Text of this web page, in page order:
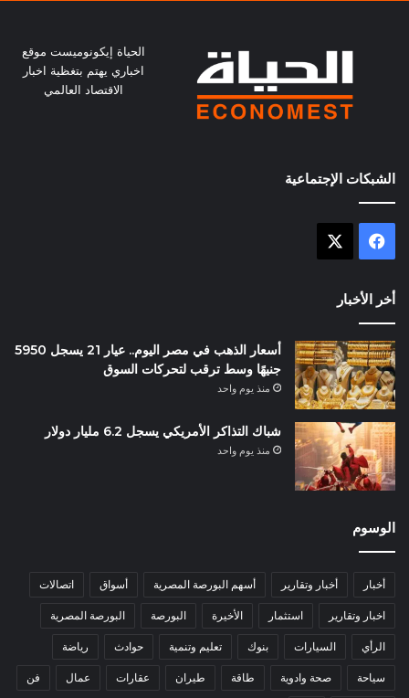
الحياة إيكونوميست موقع
اخباري يهتم بتغظية اخبار
الاقتصاد العالمي
الشبكات الإجتماعية
فيسبوك
أخر الأخبار
أسعار الذهب في مصر اليوم.. عيار 21 يسجل 5950
جنيهًا وسط ترقب لتحركات السوق
منذ يوم واحد
شباك التذاكر الأمريكي يسجل 6.2 مليار دولار
منذ يوم واحد
الوسوم
أخبار أخبار وتقارير أسهم البورصة المصرية أسواق اتصالات
اخبار وتقارير استثمار الأخيرة البورصة البورصة المصرية
الرأي السيارات بنوك تعليم وتنمية حوادث رياضة
سياحة صحة وادوية طاقة طيران عقارات عمال فن